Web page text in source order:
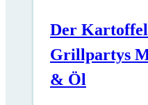
Der
Grillpartys
& Öl